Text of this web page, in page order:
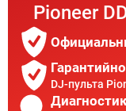
Pioneer
DJ-пульта